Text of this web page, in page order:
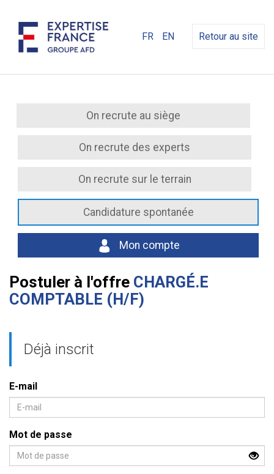
FR EN Retour au site
On recrute au siège
On recrute des experts
On recrute sur le terrain
Candidature spontanée
Mon compte
Postuler à l'offre CHARGÉ.E
COMPTABLE (H/F)
Déjà inscrit
E-mail
Mot de passe